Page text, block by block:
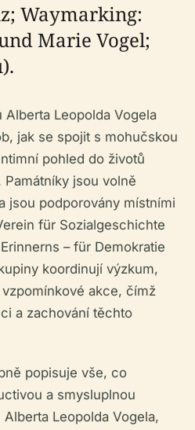
Waymarking:
Marie Vogel;
Leopolda Vogela
jak se spojit s mohučskou
pohled do životů
jsou volně
jsou podporovány místními
für Sozialgeschichte
– für Demokratie
koordinují výzkum,
akce, čímž
a zachování těchto
popisuje vše, co
a smysluplnou
Leopolda Vogela,